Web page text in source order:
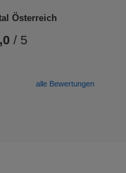
Österreich
/ 5
alle Bewertungen